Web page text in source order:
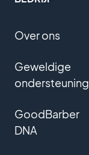
Over ons
Geweldige
ondersteuning
GoodBarber
DNA